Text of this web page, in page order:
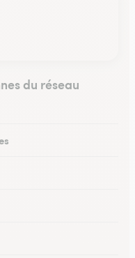
du réseau